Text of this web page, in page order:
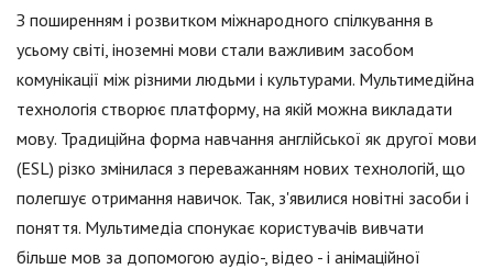
З поширенням і розвитком міжнародного спілкування в
усьому світі, іноземні мови стали важливим засобом
комунікації між різними людьми і культурами. Мультимедійна
технологія створює платформу, на якій можна викладати
мову. Традиційна форма навчання англійської як другої мови
(ESL) різко змінилася з переважанням нових технологій, що
полегшує отримання навичок. Так, з'явилися новітні засоби і
поняття. Мультимедіа спонукає користувачів вивчати
більше мов за допомогою аудіо-, відео - і анімаційної